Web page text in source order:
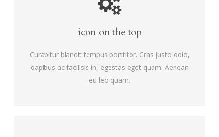
icon on the top
Curabitur blandit tempus porttitor. Cras justo odio,
dapibus ac facilisis in, egestas eget quam. Aenean
eu leo quam.